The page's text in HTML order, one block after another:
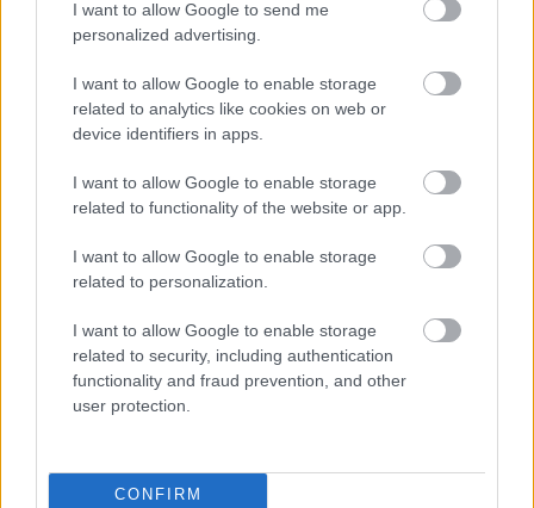
I want to allow Google to send me
personalized advertising.
I want to allow Google to enable storage
related to analytics like cookies on web or
device identifiers in apps.
I want to allow Google to enable storage
related to functionality of the website or app.
I want to allow Google to enable storage
related to personalization.
I want to allow Google to enable storage
related to security, including authentication
functionality and fraud prevention, and other
user protection.
CONFIRM
zároveň zvykáte na závodění v chladu. Jinými
slovy, není to něco, co byste měli zkoušet na
vlastní pěst na začátku sezóny. Místo toho byste
o tom měli uvažovat na jaře, jako o součásti
dlouhodobého plánu.“
Rogn však zdůrazňuje, že pro naprostou většinu
metod, které mohou poskytnout stejně dobrý
pokrok jako trénink v horku.
„Hlavním efektem tréninku v horku je, že
tréninky zatěžují organismus více, než
ekvivalentní tréninky v běžném prostředí.
více tréninku, vyšší intenzita a běžný výškový